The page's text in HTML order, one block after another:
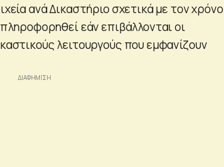
ανά Δικαστήριο σχετικά με τον χρόνο
εάν επιβάλλονται οι
λειτουργούς που εμφανίζουν